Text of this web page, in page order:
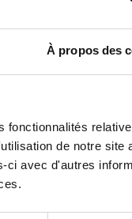
À propos des
fonctionnalités
de notre site
ci avec d'autres